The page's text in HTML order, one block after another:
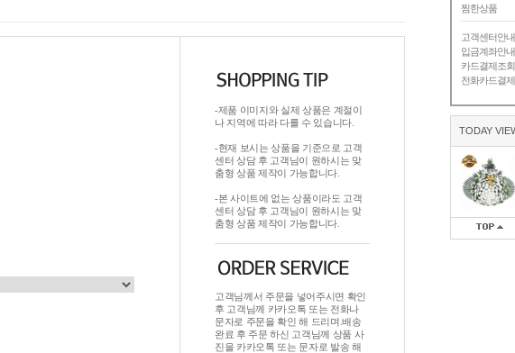
찜한상품
고객센터안내
입금계좌안내
카드결제조회
전화카드결제
TODAY
-제품 이미지와 실제 상품은 계절이
나 지역에 따라 다를 수 있습니다.
-현재 보시는 상품을 기준으로 고객
센터 상담 후 고객님이 원하시는 맞
춤형 상품 제작이 가능합니다.
-본 사이트에 없는 상품이라도 고객
센터 상담 후 고객님이 원하시는 맞
춤형 상품 제작이 가능합니다.
고객님께서 주문을 넣어주시면 확인
후 고객님께 카카오톡 또는 전화나
문자로 주문을 확인 해 드리며.배송
완료 후 주문 하신 고객님께 상품 사
진을 카카오톡 또는 문자로 발송 해